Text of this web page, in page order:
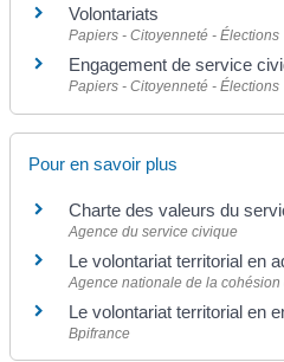
Volontariats
Papiers - Citoyenneté - Élections
Engagement de service
Papiers - Citoyenneté - Élections
Pour en savoir plus
Charte des valeurs du
Agence du service civique
Le volontariat territorial en
Agence nationale de la
Le volontariat territorial en
Bpifrance